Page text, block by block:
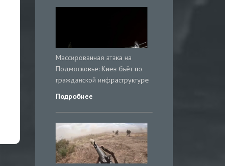
Массированная атака на
Подмосковье: Киев бьёт по
гражданской инфраструктуре
Подробнее